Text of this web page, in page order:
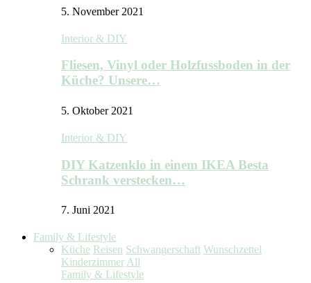
5. November 2021
Interior & DIY
Fliesen, Vinyl oder Holzfussboden in der
Küche? Unsere…
5. Oktober 2021
Interior & DIY
DIY Katzenklo in einem IKEA Besta
Schrank verstecken…
7. Juni 2021
Family & Lifestyle
Küche Reisen Schwangerschaft Wunschzettel
KinderzimmerAll
Family & Lifestyle